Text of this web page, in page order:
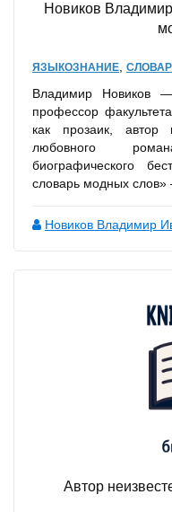
Новиков
ЯЗЫКОЗНАНИЕ,
Владимир Новиков —
профессор
как прозаик,
любовного
биографического
словарь модных
Новиков Владимир
Автор